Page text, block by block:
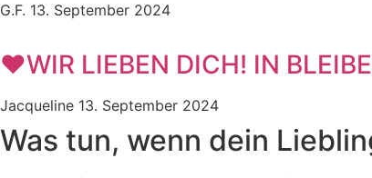
G.F. 13. September 2024
❤️WIR LIEBEN DICH! IN
Jacqueline 13. September 2024
Was tun, wenn dein